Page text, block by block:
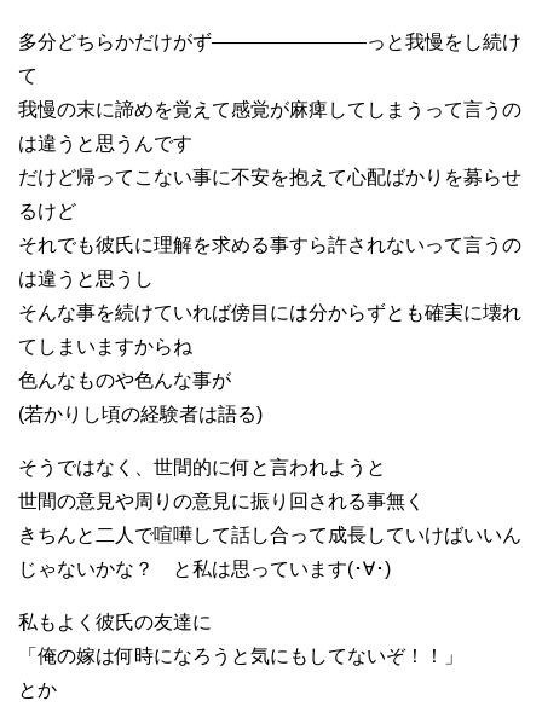
多分どちらかだけがず――――――――っと我慢をし続け
て
我慢の末に諦めを覚えて感覚が麻痺してしまうって言うの
は違うと思うんです
だけど帰ってこない事に不安を抱えて心配ばかりを募らせ
るけど
それでも彼氏に理解を求める事すら許されないって言うの
は違うと思うし
そんな事を続けていれば傍目には分からずとも確実に壊れ
てしまいますからね
色んなものや色んな事が
(若かりし頃の経験者は語る)
そうではなく、世間的に何と言われようと
世間の意見や周りの意見に振り回される事無く
きちんと二人で喧嘩して話し合って成長していけばいいん
じゃないかな？ と私は思っています(･∀･)
私もよく彼氏の友達に
「俺の嫁は何時になろうと気にもしてないぞ！！」
とか